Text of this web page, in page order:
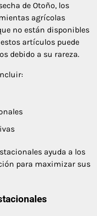
de Otoño, los
agrícolas
no están disponibles
artículos puede
debido a su rareza.
ayuda a los
para maximizar sus